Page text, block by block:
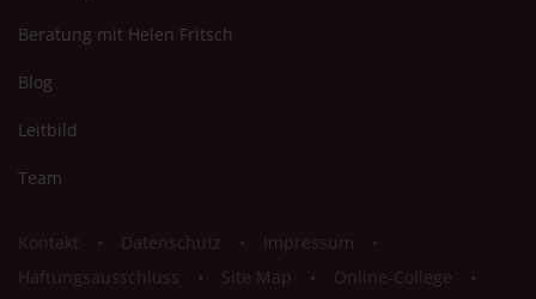
Beratung mit Helen Fritsch
Blog
Leitbild
Team
Kontakt Datenschutz
Impressum
Haftungsausschluss
Site Map Online-College